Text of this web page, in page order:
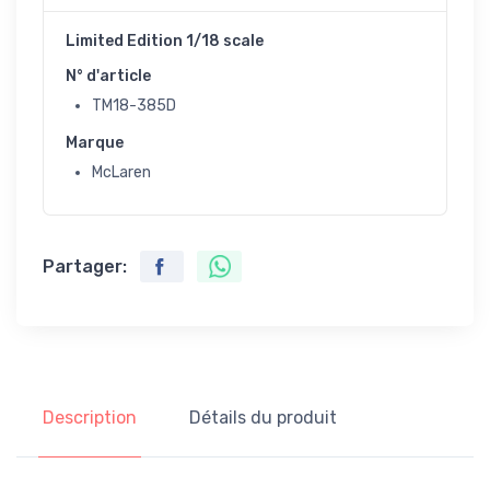
Limited Edition 1/18 scale
N° d'article
TM18-385D
Marque
McLaren
Partager:
Description Détails du produit